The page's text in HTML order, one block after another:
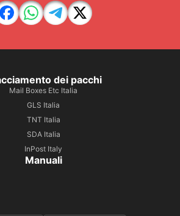
dei pacchi
Mail Boxes Etc Italia
GLS Italia
TNT Italia
SDA Italia
InPost Italy
Manuali